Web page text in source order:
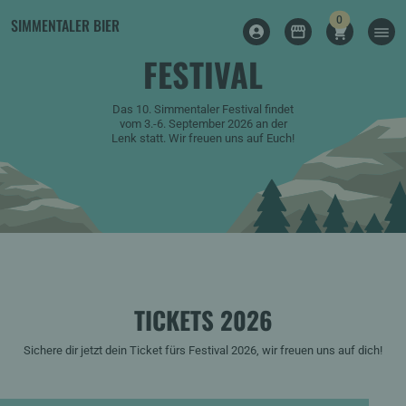
SIMMENTALER BIER
LOG INSHOPSHOPPING
0 items
FESTIVAL
Das 10. Simmentaler Festival findet
vom 3.-6. September 2026 an der
Lenk statt. Wir freuen uns auf Euch!
TICKETS 2026
Sichere dir jetzt dein Ticket fürs Festival 2026, wir freuen uns auf dich!